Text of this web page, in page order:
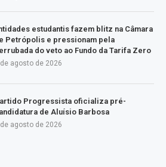
estudantis fazem blitz na Câmara
Petrópolis e pressionam pela
do veto ao Fundo da Tarifa Zero
agosto de 2026
Progressista oficializa pré-
de Aluísio Barbosa
agosto de 2026